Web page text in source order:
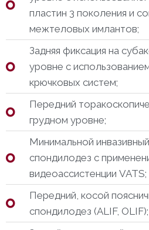
пластин 3 поколения и
межтеловых имлантов;
Задняя фиксация на
уровне с
крючковых систем;
Передний
грудном уровне;
Минимальной
спондилодез с
видеоассистенции VATS;
Передний, косой
спондилодез (ALIF, OLIF);